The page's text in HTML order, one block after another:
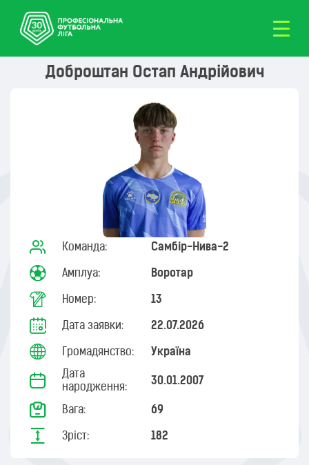
Доброштан Остап Андрійович
Команда: Самбір-Нива-2
Амплуа: Воротар
Номер: 13
Дата заявки: 22.07.2026
Громадянство: Україна
Дата
народження:
30.01.2007
Вага: 69
Зріст: 182